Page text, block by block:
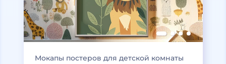
Мокапы постеров для детской комнаты